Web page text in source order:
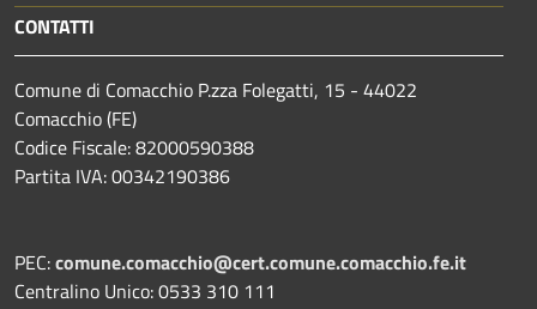
CONTATTI
Comune di Comacchio P.zza Folegatti, 15 - 44022
Comacchio (FE)
Codice Fiscale: 82000590388
Partita IVA: 00342190386
PEC:comune.comacchio@cert.comune.comacchio.fe.it
Centralino Unico: 0533 310 111